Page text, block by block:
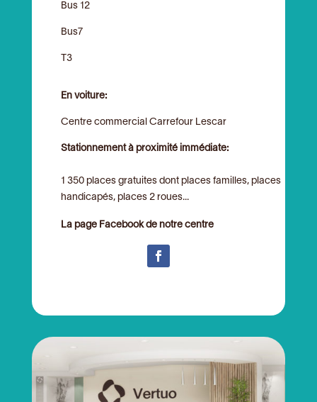
Bus 12
Bus7
T3
En voiture:
Centre commercial Carrefour Lescar
Stationnement à proximité immédiate:
1 350 places gratuites dont places familles, places
handicapés, places 2 roues...
La page Facebook de notre centre